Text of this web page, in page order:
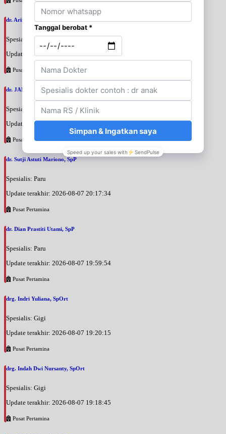
dr. Arini Purwono, SpP
Spesialis: Paru
Update terakhir: 2026-08-07 20:25:58
Pusat Pertamina
dr. JANUAR HABIBI, SpP
Spesialis: Paru
Update terakhir: 2026-08-07 20:23:50
Pusat Pertamina
dr. Sutji Astuti Mariono, SpP
Spesialis: Paru
Update terakhir: 2026-08-07 20:17:34
Pusat Pertamina
dr. Dian Prastiti Utami, SpP
Spesialis: Paru
Update terakhir: 2026-08-07 19:59:54
Pusat Pertamina
drg. Indri Yuliana, SpOrt
Spesialis: Gigi
Update terakhir: 2026-08-07 19:20:15
Pusat Pertamina
drg. Indah Dwi Nursanty, SpOrt
Spesialis: Gigi
Update terakhir: 2026-08-07 19:18:45
Pusat Pertamina